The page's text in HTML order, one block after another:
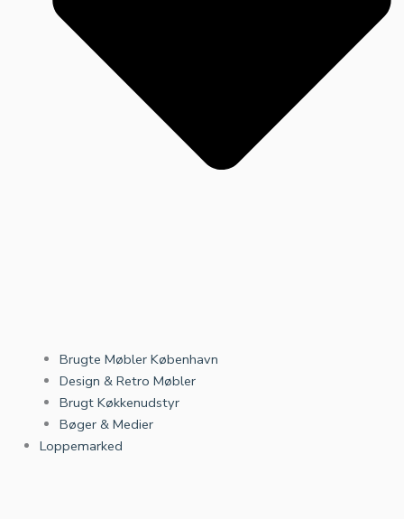
Brugte Møbler København
Design & Retro Møbler
Brugt Køkkenudstyr
Bøger & Medier
Loppemarked